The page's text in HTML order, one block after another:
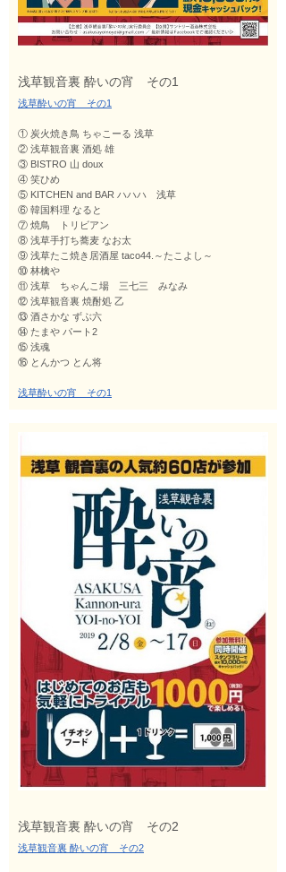
浅草観音裏 酔いの宵 その1
浅草酔いの宵 その1
① 炭火焼き鳥 ちゃこーる 浅草
② 浅草観音裏 酒処 雄
③ BISTRO 山 doux
④ 笑ひめ
⑤ KITCHEN and BAR ハハハ 浅草
⑥ 韓国料理 なると
⑦ 焼鳥 トリビアン
⑧ 浅草手打ち蕎麦 なお太
⑨ 浅草たこ焼き居酒屋 taco44.～たこよし～
⑩ 林檎や
⑪ 浅草 ちゃんこ場 三七三 みなみ
⑫ 浅草観音裏 焼酎処 乙
⑬ 酒さかな ずぶ六
⑭ たまや パート2
⑮ 浅魂
⑯ とんかつ とん将
浅草酔いの宵 その1
浅草観音裏 酔いの宵 その2
浅草観音裏 酔いの宵 その2